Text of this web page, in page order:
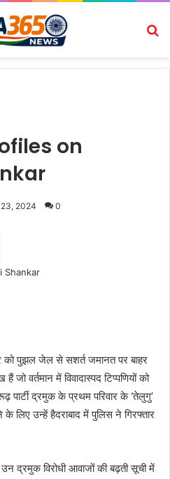
on
2024 0
पुझल जेल से सशर्त जमानत पर बाहर
वर्तमान में विवादास्पद टिप्पणियों को
पार्टी द्रमुक के प्रथम परिवार के ‘तेलुगु’
के लिए उन्हें हैदराबाद में पुलिस ने गिरफ्तार
द्रमुक विरोधी आवाजों की बढ़ती सूची में